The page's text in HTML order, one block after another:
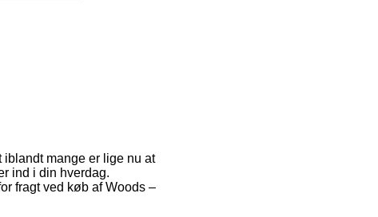
mange er lige nu at
ind i din hverdag.
fragt ved køb af Woods –